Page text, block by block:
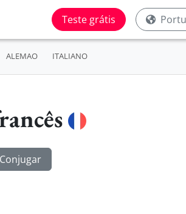
Teste grátis
ALEMAO ITALIANO